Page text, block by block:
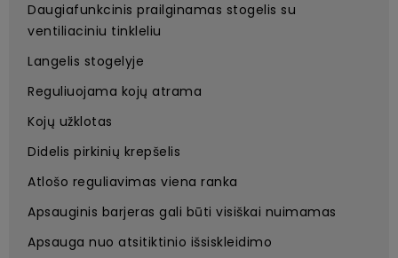
Daugiafunkcinis prailginamas stogelis su
ventiliaciniu tinkleliu
Langelis stogelyje
Reguliuojama kojų atrama
Kojų užklotas
Didelis pirkinių krepšelis
Atlošo reguliavimas viena ranka
Apsauginis barjeras gali būti visiškai nuimamas
Apsauga nuo atsitiktinio išsiskleidimo